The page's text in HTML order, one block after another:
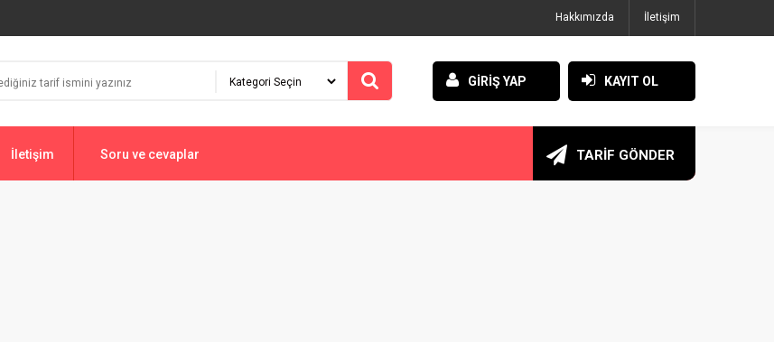
Hakkımızda İletişim
GİRİŞ YAP KAYIT OL
İletişim Soru ve cevaplar TARİF GÖNDER